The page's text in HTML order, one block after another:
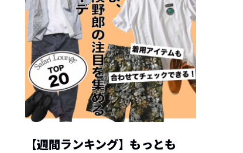
【週間ランキング】もっとも